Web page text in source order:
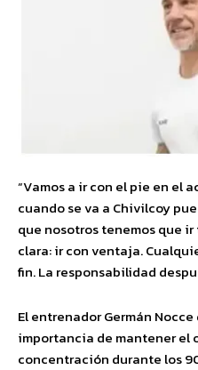
“Vamos a ir con el pie en el
cuando se va a Chivilcoy
que nosotros tenemos que
clara: ir con ventaja.
fin. La responsabilidad
El entrenador Germán
importancia de mantener el
concentración durante los